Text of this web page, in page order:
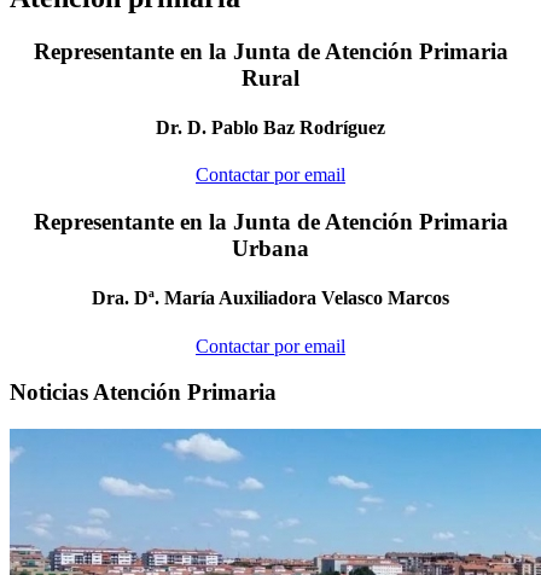
Representanteen la Junta de Atención Primaria
Rural
Dr. D. Pablo Baz Rodríguez
Contactar por email
Representanteen la Junta de Atención Primaria
Urbana
Dra. Dª. María Auxiliadora Velasco Marcos
Contactar por email
Noticias Atención Primaria